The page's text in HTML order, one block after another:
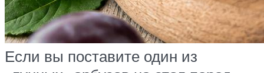
Если вы поставите один из